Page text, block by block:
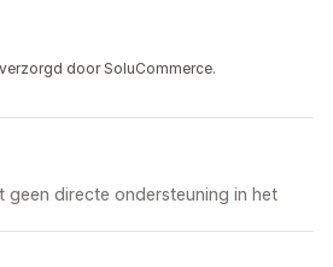
door SoluCommerce.
geen directe ondersteuning in het